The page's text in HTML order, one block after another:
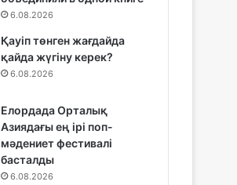
6.08.2026
Қауіп төнген жағдайда
қайда жүгіну керек?
6.08.2026
Елордада Орталық
Азиядағы ең ірі поп-
мәдениет фестивалі
басталды
6.08.2026